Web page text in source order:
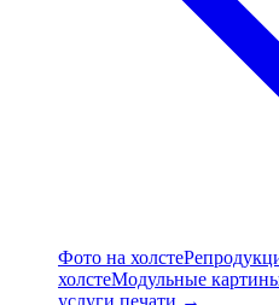
Фото на холсте
холстеМодульные
услуги печати →